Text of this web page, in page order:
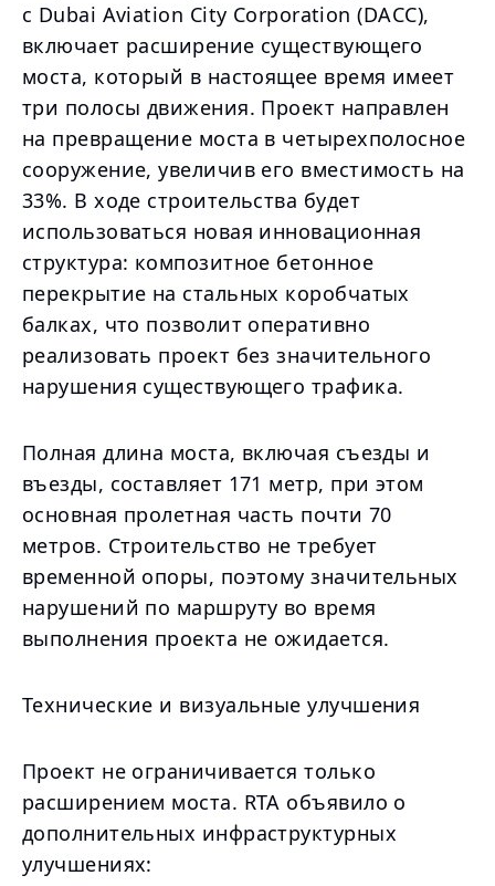
с Dubai Aviation City Corporation (DACC),
включает расширение существующего
моста, который в настоящее время имеет
три полосы движения. Проект направлен
на превращение моста в четырехполосное
сооружение, увеличив его вместимость на
33%. В ходе строительства будет
использоваться новая инновационная
структура: композитное бетонное
перекрытие на стальных коробчатых
балках, что позволит оперативно
реализовать проект без значительного
нарушения существующего трафика.
Полная длина моста, включая съезды и
въезды, составляет 171 метр, при этом
основная пролетная часть почти 70
метров. Строительство не требует
временной опоры, поэтому значительных
нарушений по маршруту во время
выполнения проекта не ожидается.
Технические и визуальные улучшения
Проект не ограничивается только
расширением моста. RTA объявило о
дополнительных инфраструктурных
улучшениях: